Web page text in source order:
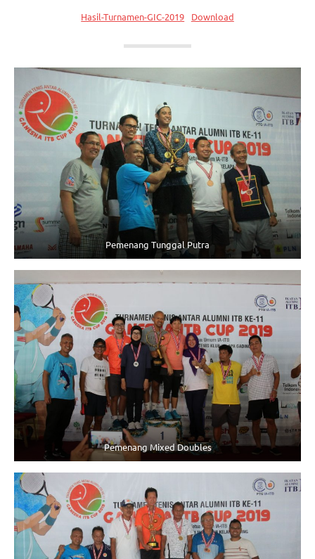
Hasil-Turnamen-GIC-2019 Download
Pemenang Tunggal Putra
Pemenang Mixed Doubles